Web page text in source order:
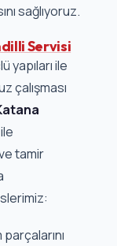
sağlıyoruz.
Servisi
ile
çalışması
ile
tamir